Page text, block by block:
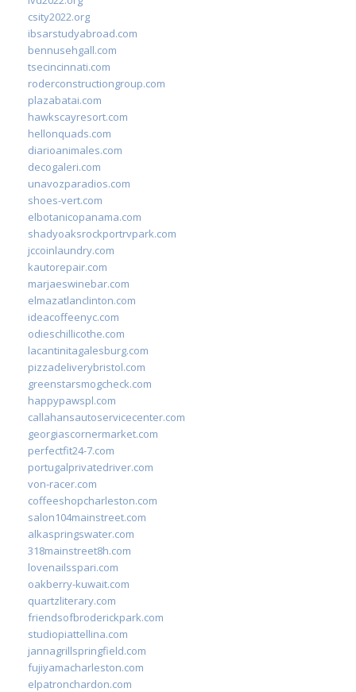
csity2022.org
ibsarstudyabroad.com
bennusehgall.com
tsecincinnati.com
roderconstructiongroup.com
plazabatai.com
hawkscayresort.com
hellonquads.com
diarioanimales.com
decogaleri.com
unavozparadios.com
shoes-vert.com
elbotanicopanama.com
shadyoaksrockportrvpark.com
jccoinlaundry.com
kautorepair.com
marjaeswinebar.com
elmazatlanclinton.com
ideacoffeenyc.com
odieschillicothe.com
lacantinitagalesburg.com
pizzadeliverybristol.com
greenstarsmogcheck.com
happypawspl.com
callahansautoservicecenter.com
georgiascornermarket.com
perfectfit24-7.com
portugalprivatedriver.com
von-racer.com
coffeeshopcharleston.com
salon104mainstreet.com
alkaspringswater.com
318mainstreet8h.com
lovenailsspari.com
oakberry-kuwait.com
quartzliterary.com
friendsofbroderickpark.com
studiopiattellina.com
jannagrillspringfield.com
fujiyamacharleston.com
elpatronchardon.com